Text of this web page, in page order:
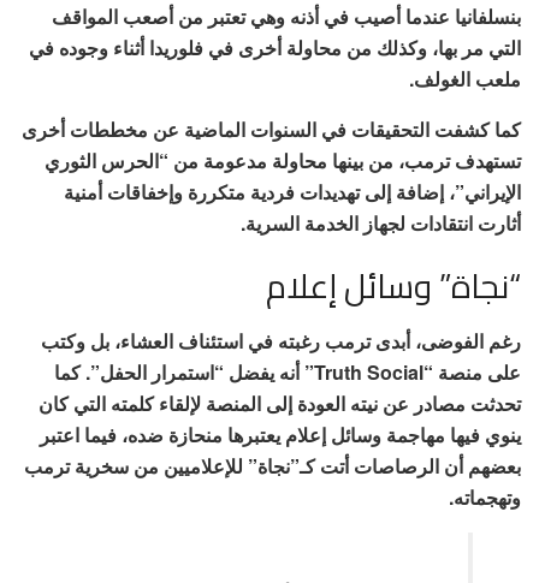
بنسلفانيا عندما أصيب في أذنه وهي تعتبر من أصعب المواقف
التي مر بها، وكذلك من محاولة أخرى في فلوريدا أثناء وجوده في
ملعب الغولف.
كما كشفت التحقيقات في السنوات الماضية عن مخططات أخرى
تستهدف ترمب، من بينها محاولة مدعومة من “الحرس الثوري
الإيراني”، إضافة إلى تهديدات فردية متكررة وإخفاقات أمنية
أثارت انتقادات لجهاز الخدمة السرية.
“نجاة” وسائل إعلام
رغم الفوضى، أبدى ترمب رغبته في استئناف العشاء، بل وكتب
على منصة “Truth Social” أنه يفضل “استمرار الحفل”. كما
تحدثت مصادر عن نيته العودة إلى المنصة لإلقاء كلمته التي كان
ينوي فيها مهاجمة وسائل إعلام يعتبرها منحازة ضده، فيما اعتبر
بعضهم أن الرصاصات أتت كـ”نجاة” للإعلاميين من سخرية ترمب
وتهجماته.